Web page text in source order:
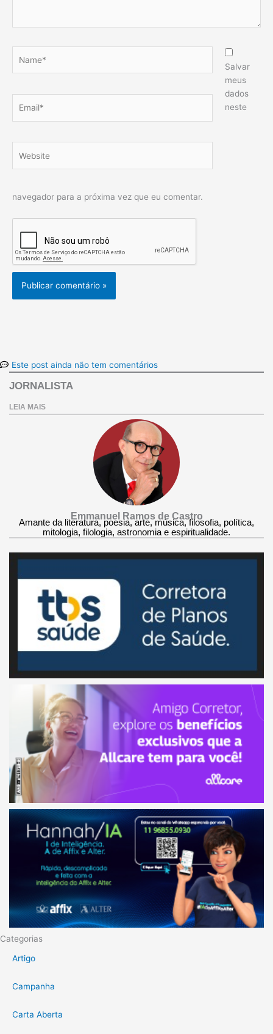
Salvar
meus
dados
neste
navegador para a próxima vez que eu comentar.
Este post ainda não tem comentários
JORNALISTA
LEIA MAIS
Emmanuel Ramos de Castro
Amante da literatura, poesia, arte, música, filosofia, política,
mitologia, filologia, astronomia e espiritualidade.
Categorias
Artigo
Campanha
Carta Aberta